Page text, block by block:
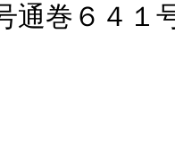
通巻６４１